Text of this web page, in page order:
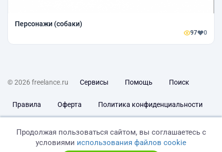
Персонажи (собаки)
97 0
© 2026 freelance.ru Сервисы Помощь Поиск
Правила Оферта Политика конфиденциальности
Продолжая пользоваться сайтом, вы соглашаетесь с
условиями использования файлов cookie